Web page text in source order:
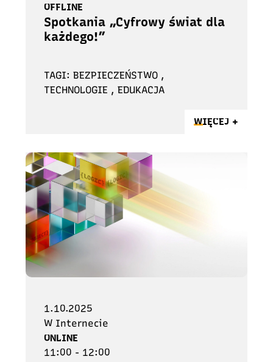
OFFLINE
Spotkania „Cyfrowy świat dla
każdego!”
TAGI: BEZPIECZEŃSTWO ,
TECHNOLOGIE , EDUKACJA
WIĘCEJ +
1.10.2025
W Internecie
ONLINE
11:00 - 12:00